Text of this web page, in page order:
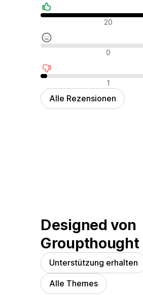
Positive Bewertungen
20
Neutrale Bewertungen
0
Negative Bewertungen
1
Alle Rezensionen
Designed von
Groupthought
Unterstützung erhalten
Alle Themes